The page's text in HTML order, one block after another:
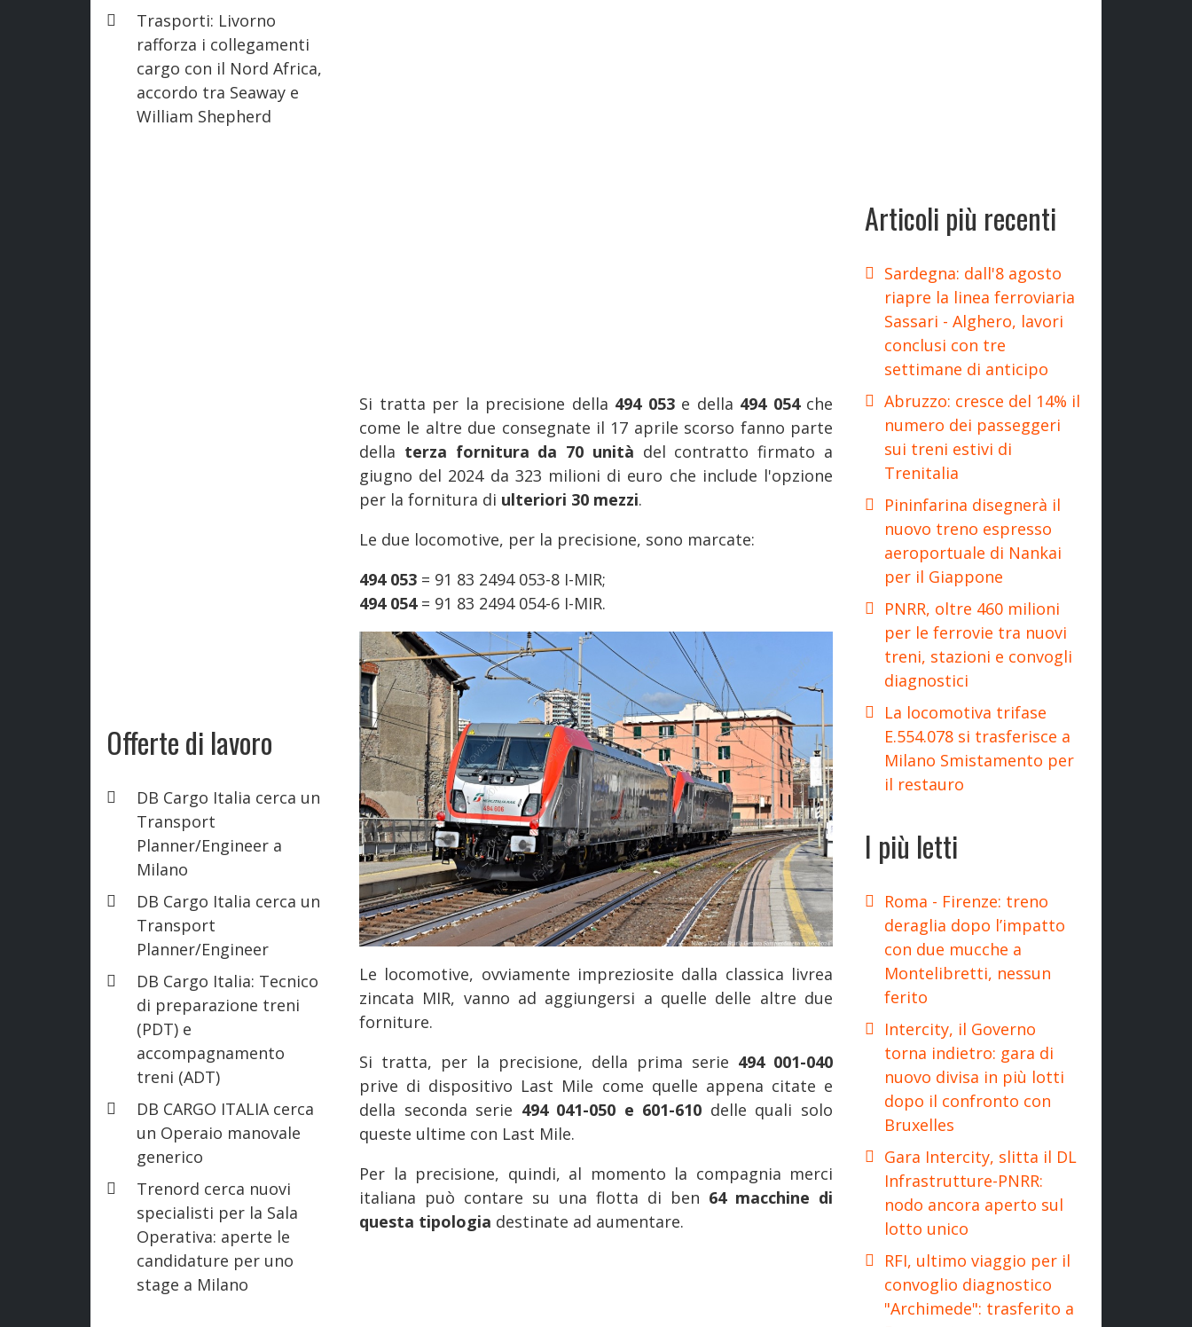
Trasporti: Livorno
rafforza i collegamenti
cargo con il Nord Africa,
accordo tra Seaway e
William Shepherd
Offerte di lavoro
DB Cargo Italia cerca un
Transport
Planner/Engineer a
Milano
DB Cargo Italia cerca un
Transport
Planner/Engineer
DB Cargo Italia: Tecnico
di preparazione treni
(PDT) e
accompagnamento
treni (ADT)
DB CARGO ITALIA cerca
un Operaio manovale
generico
Trenord cerca nuovi
specialisti per la Sala
Operativa: aperte le
candidature per uno
stage a Milano
Si tratta per la precisione della 494 053 e della 494 054 che
come le altre due consegnate il 17 aprile scorso fanno parte
della terza fornitura da 70 unità del contratto firmato a
giugno del 2024 da 323 milioni di euro che include l'opzione
per la fornitura di ulteriori 30 mezzi.
Le due locomotive, per la precisione, sono marcate:
494 053 = 91 83 2494 053-8 I-MIR;
494 054 = 91 83 2494 054-6 I-MIR.
Le locomotive, ovviamente impreziosite dalla classica livrea
zincata MIR, vanno ad aggiungersi a quelle delle altre due
forniture.
Si tratta, per la precisione, della prima serie 494 001-040
prive di dispositivo Last Mile come quelle appena citate e
della seconda serie 494 041-050 e 601-610 delle quali solo
queste ultime con Last Mile.
Per la precisione, quindi, al momento la compagnia merci
italiana può contare su una flotta di ben 64 macchine di
questa tipologia destinate ad aumentare.
Articoli più recenti
Sardegna: dall'8 agosto
riapre la linea ferroviaria
Sassari - Alghero, lavori
conclusi con tre
settimane di anticipo
Abruzzo: cresce del 14% il
numero dei passeggeri
sui treni estivi di
Trenitalia
Pininfarina disegnerà il
nuovo treno espresso
aeroportuale di Nankai
per il Giappone
PNRR, oltre 460 milioni
per le ferrovie tra nuovi
treni, stazioni e convogli
diagnostici
La locomotiva trifase
E.554.078 si trasferisce a
Milano Smistamento per
il restauro
I più letti
Roma - Firenze: treno
deraglia dopo l’impatto
con due mucche a
Montelibretti, nessun
ferito
Intercity, il Governo
torna indietro: gara di
nuovo divisa in più lotti
dopo il confronto con
Bruxelles
Gara Intercity, slitta il DL
Infrastrutture-PNRR:
nodo ancora aperto sul
lotto unico
RFI, ultimo viaggio per il
convoglio diagnostico
"Archimede": trasferito a